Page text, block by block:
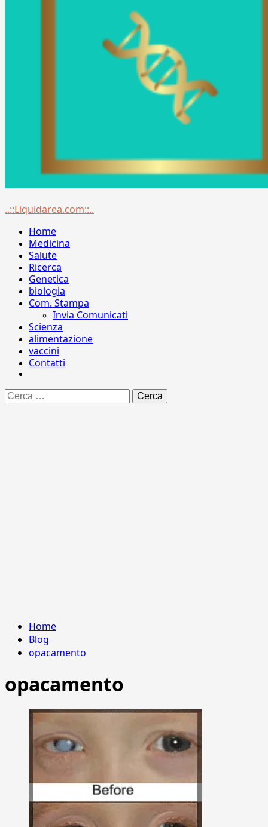
Menu
..::Liquidarea.com::..
Home
Medicina
Salute
Ricerca
Genetica
biologia
Com. Stampa
Invia Comunicati
Scienza
alimentazione
vaccini
Contatti
Ricerca
per:
Home
Blog
opacamento
opacamento